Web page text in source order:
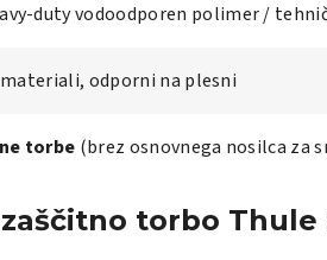
duty vodoodporen polimer /
odporni na plesni
torbe (brez osnovnega nosilca za
torbo Thule